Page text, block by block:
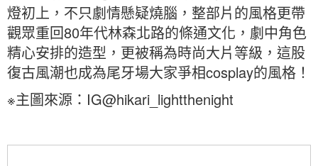
燈初上，不只劇情懸疑燒腦，整部片的風格更帶
觀眾重回80年代林森北路的條通文化，劇中角色
精心安排的造型，更被稱為時尚大片等級，這股
復古風潮也成為尾牙場大家爭相cosplay的風格！
※主圖來源：IG@hikari_lightthenight